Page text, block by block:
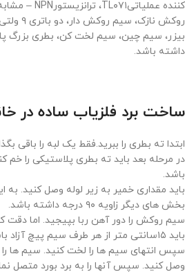
روکش
بیزر، سیم چین، سیم لخت کن، بطری بزرگ
داشته باشد.
ساخت برد فلزیاب ساده در
ابتدا ته بطری را ببرید.فقط یک لبه را باقی
در مرحله بعد باید ته بطری پلاستیکی را خم
باشد.
باید مقداری خمیر به زیر لوله وصل کنید.
بخش های دیگر زاویه ۹۰ درجه داشته باشد.
سیم روکش را دور آهن ربا بپیجید. اما دقت
باید ١۵سانتی متر از هر طرف سیم پیچ آزاد باشد.
سپس انتهای سیم ها را لخت کنید. سیم ها
وصل کنید. سپس آنها را به برد بورد متصل